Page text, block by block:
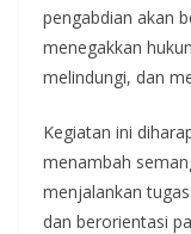
pengabdian akan
menegakkan
melindungi, dan
Kegiatan ini
menambah
menjalankan
dan berorientasi